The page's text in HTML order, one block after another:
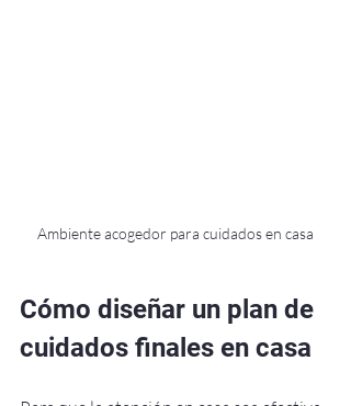
Ambiente acogedor para cuidados en casa
Cómo diseñar un plan de
cuidados finales en casa